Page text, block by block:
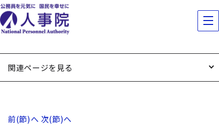
関連ページを見る
前(節)へ 次(節)へ